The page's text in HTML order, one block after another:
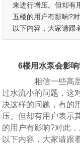
来进行增压。但却有
五楼的用户有影响?
以下内容，大家请跟
6楼用水泵会影响
相信一些高层
过水流小的问题，这
决这样的问题，有的
压。但却有用户表示
的用户有影响?对此
以下内容，大家请跟